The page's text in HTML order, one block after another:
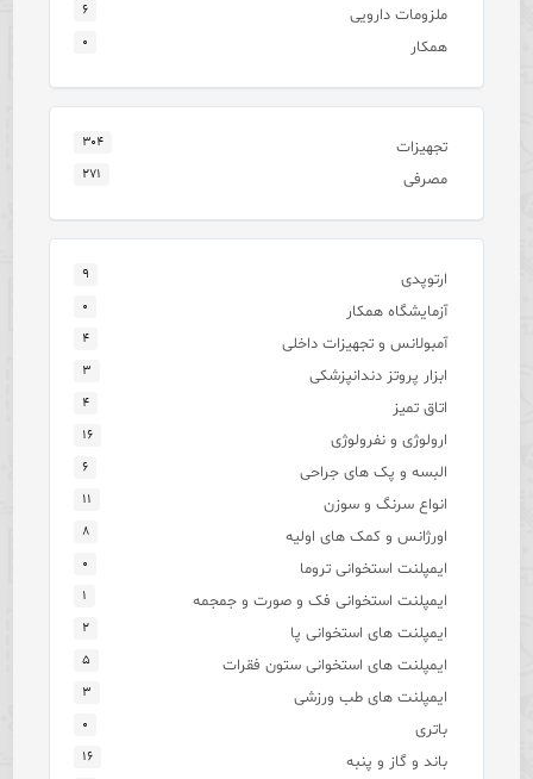
ملزومات دارویی ۶
همکار ۰
تجهیزات ۳۰۴
مصرفی ۲۷۱
ارتوپدی ۹
آزمایشگاه همکار ۰
آمبولانس و تجهیزات داخلی ۴
ابزار پروتز دندانپزشکی ۳
اتاق تمیز ۴
ارولوژی و نفرولوژی ۱۶
البسه و پک های جراحی ۶
انواع سرنگ و سوزن ۱۱
اورژانس و کمک های اولیه ۸
ایمپلنت استخوانی تروما ۰
ایمپلنت استخوانی فک و صورت و جمجمه ۱
ایمپلنت های استخوانی پا ۲
ایمپلنت های استخوانی ستون فقرات ۵
ایمپلنت های طب ورزشی ۳
باتری ۰
باند و گاز و پنبه ۱۶